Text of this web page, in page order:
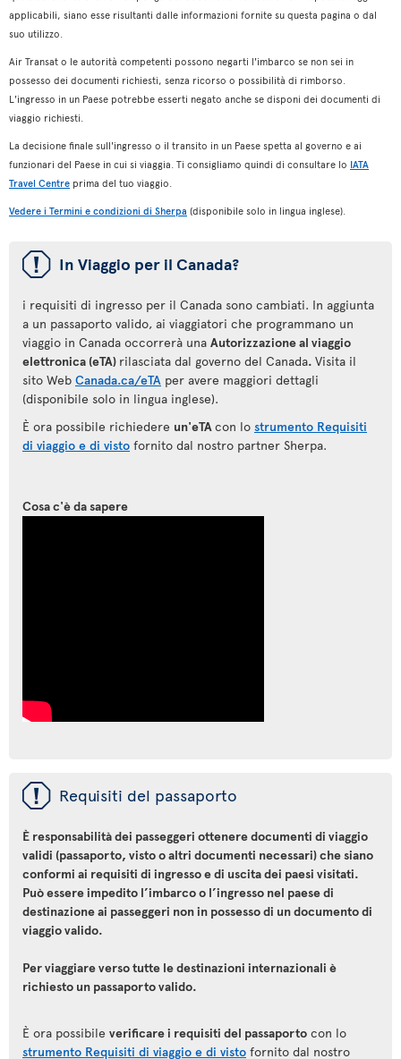
applicabili, siano esse risultanti dalle informazioni fornite su questa pagina o dal
suo utilizzo.
Air Transat o le autorità competenti possono negarti l'imbarco se non sei in
possesso dei documenti richiesti, senza ricorso o possibilità di rimborso.
L'ingresso in un Paese potrebbe esserti negato anche se disponi dei documenti di
viaggio richiesti.
La decisione finale sull'ingresso o il transito in un Paese spetta al governo e ai
funzionari del Paese in cui si viaggia. Ti consigliamo quindi di consultare lo IATA
Travel Centre prima del tuo viaggio.
Vedere i Termini e condizioni di Sherpa (disponibile solo in lingua inglese).
ü In Viaggio per il Canada?
i requisiti di ingresso per il Canada sono cambiati. In aggiunta
a un passaporto valido, ai viaggiatori che programmano un
viaggio in Canada occorrerà una Autorizzazione al viaggio
elettronica (eTA) rilasciata dal governo del Canada. Visita il
sito Web Canada.ca/eTA per avere maggiori dettagli
(disponibile solo in lingua inglese).
È ora possibile richiedere un'eTAcon lo strumento Requisiti
di viaggio e di visto fornito dal nostro partner Sherpa.
Cosa c'è da sapere
ü Requisiti del passaporto
È responsabilità dei passeggeri ottenere documenti di viaggio
validi (passaporto, visto o altri documenti necessari) che siano
conformi ai requisiti di ingresso e di uscita dei paesi visitati.
Può essere impedito l’imbarco o l’ingresso nel paese di
destinazione ai passeggeri non in possesso di un documento di
viaggio valido.
Per viaggiare verso tutte le destinazioni internazionali è
richiesto un passaporto valido.
È ora possibile verificare i requisiti del passaporto con lo
strumento Requisiti di viaggio e di visto fornito dal nostro